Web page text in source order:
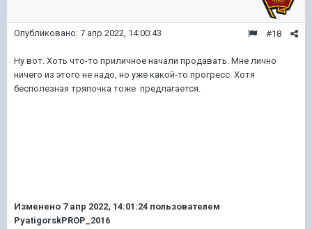
#18
Опубликовано: 7 апр 2022, 14:00:43
Ну вот. Хоть что-то приличное начали продавать. Мне лично
ничего из этого не надо, но уже какой-то прогресс. Хотя
бесполезная тряпочка тоже предлагается.
Изменено 7 апр 2022, 14:01:24 пользователем
PyatigorskPROP_2016